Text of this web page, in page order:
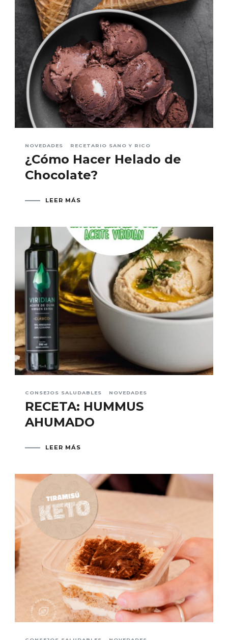
NOVEDADES RECETARIO SANO Y RICO
¿Cómo Hacer Helado de
Chocolate?
LEER MÁS
CONSEJOS SALUDABLES NOVEDADES
RECETA: HUMMUS
AHUMADO
LEER MÁS